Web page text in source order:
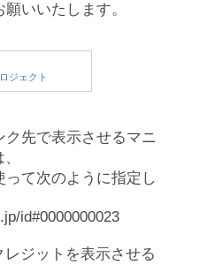
いいたします。
先で表示させるマニ
て次のように指定し
id#0000000023
ジットを表示させる